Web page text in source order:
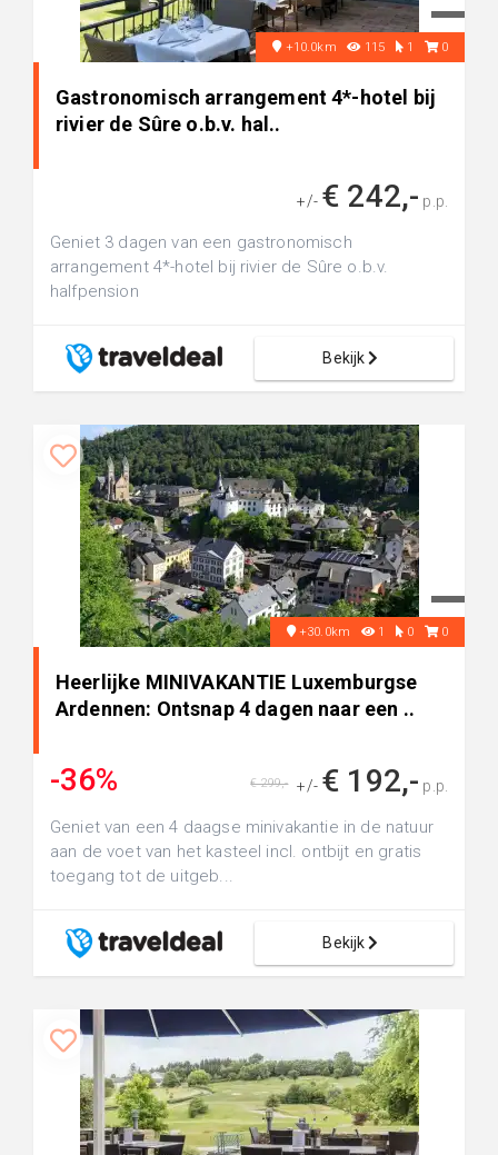
+10.0km 115 1 0
Gastronomisch arrangement 4*-hotel bij
rivier de Sûre o.b.v. hal..
+/- € 242,- p.p.
Geniet 3 dagen van een gastronomisch
arrangement 4*-hotel bij rivier de Sûre o.b.v.
halfpension
Bekijk
+30.0km 1 0 0
Heerlijke MINIVAKANTIE Luxemburgse
Ardennen: Ontsnap 4 dagen naar een ..
-36% +/- € 192,- p.p.
€ 299,-
Geniet van een 4 daagse minivakantie in de natuur
aan de voet van het kasteel incl. ontbijt en gratis
toegang tot de uitgeb...
Bekijk